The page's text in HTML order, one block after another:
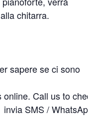
chitarra.
sapere se ci sono
online. Call us to
SMS /